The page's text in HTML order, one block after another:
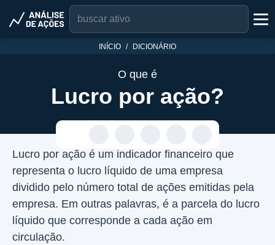
INÍCIO DICIONÁRIO
O que é
Lucro por ação?
Lucro por ação é um indicador financeiro que
representa o lucro líquido de uma empresa
dividido pelo número total de ações emitidas pela
empresa. Em outras palavras, é a parcela do lucro
líquido que corresponde a cada ação em
circulação.